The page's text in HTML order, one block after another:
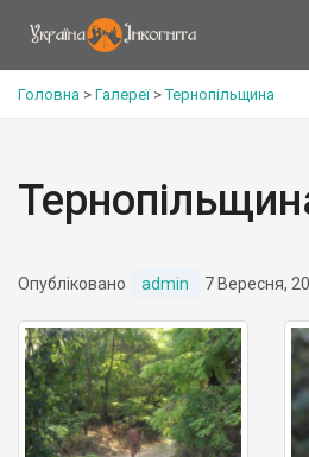
Головна > Галереї>Тернопільщина
Опубліковано admin 7 Вересня,